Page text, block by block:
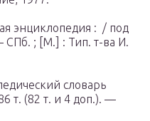
энциклопедия : / под
СПб. ; [ М. ] : Тип. т-ва И.
словарь
т. (82 т. и 4 доп.). —